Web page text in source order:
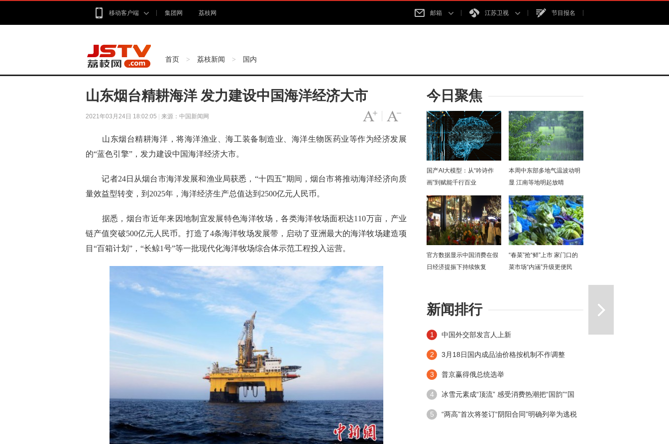
移动客户端 集团网 荔枝网 邮箱 江苏卫视 节目报名
首页 > 荔枝新闻 > 国内
山东烟台精耕海洋 发力建设中国海洋经济大市
2021年03月24日 18:02:05 来源：中国新闻网 字号变小
山东烟台精耕海洋，将海洋渔业、海工装备制造业、海洋生物医药业等作为经济发展
的“蓝色引擎”，发力建设中国海洋经济大市。
记者24日从烟台市海洋发展和渔业局获悉，“十四五”期间，烟台市将推动海洋经济向质
量效益型转变，到2025年，海洋经济生产总值达到2500亿元人民币。
据悉，烟台市近年来因地制宜发展特色海洋牧场，各类海洋牧场面积达110万亩，产业
链产值突破500亿元人民币。打造了4条海洋牧场发展带，启动了亚洲最大的海洋牧场建造项
目“百箱计划”，“长鲸1号”等一批现代化海洋牧场综合体示范工程投入运营。
今日聚焦
国产AI大模型：从“吟诗作
画”到赋能千行百业
本周中东部多地气温波动明
显 江南等地明起放晴
官方数据显示中国消费在假
日经济提振下持续恢复
“春菜”抢“鲜”上市 家门口的
菜市场“内涵”升级更便民
新闻排行
1 中国外交部发言人上新
2 3月18日国内成品油价格按机制不作调整
3 普京赢得俄总统选举
4 冰雪元素成“顶流” 感受消费热潮把“国韵”“国
潮”带回家
5 “两高”首次将签订“阴阳合同”明确列举为逃税